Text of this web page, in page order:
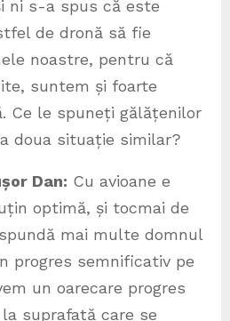
ni s-a spus că este
de dronă să fie
noastre, pentru că
suntem și foarte
Ce le spuneți gălățenilor
doua situație similar?
Dan: Cu avioane e
optimă, și tocmai de
mai multe domnul
progres semnificativ pe
un oarecare progres
suprafață care se